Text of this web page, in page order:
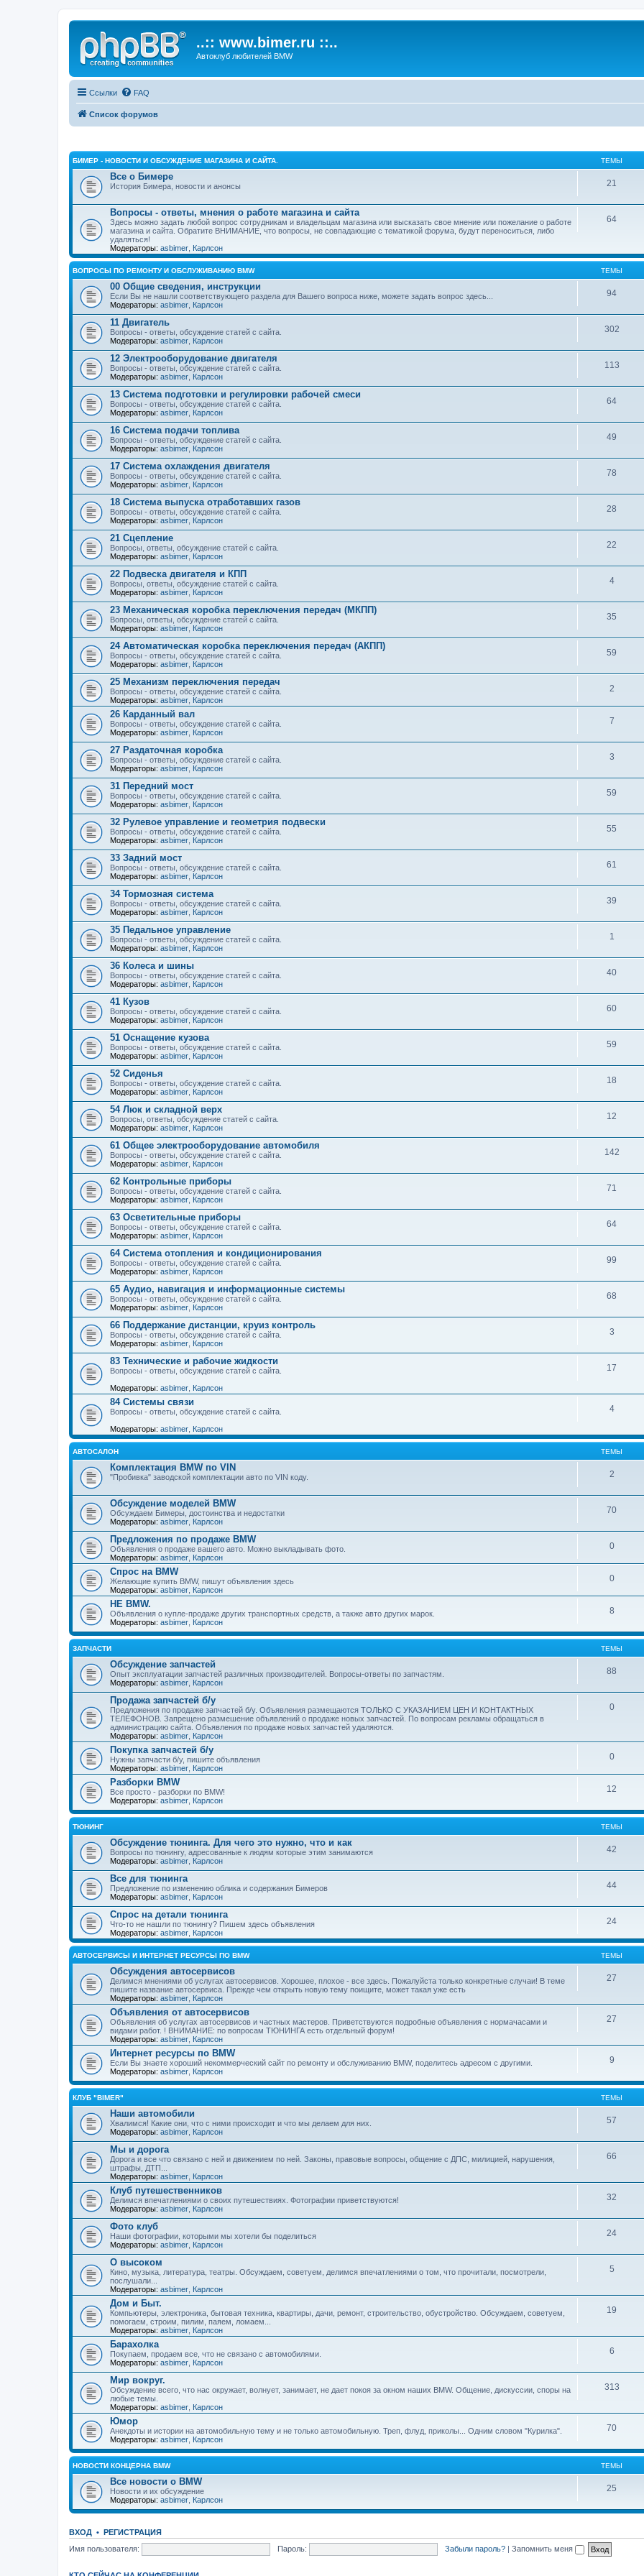
..:: www.bimer.ru ::..
Автоклуб любителей BMW
Ссылки FAQ
Список форумов
БИМЕР - НОВОСТИ И ОБСУЖДЕНИЕ МАГАЗИНА И САЙТА. ТЕМЫ
Все о Бимере
История Бимера, новости и анонсы 21
Вопросы - ответы, мнения о работе магазина и сайта
Здесь можно задать любой вопрос сотрудникам и владельцам магазина или высказать свое мнение или пожелание о работе
магазина и сайта. Обратите ВНИМАНИЕ, что вопросы, не совпадающие с тематикой форума, будут переноситься, либо
удаляться!
Модераторы: asbimer Карлсон
64
ВОПРОСЫ ПО РЕМОНТУ И ОБСЛУЖИВАНИЮ BMW ТЕМЫ
00 Общие сведения, инструкции
Если Вы не нашли соответствующего раздела для Вашего вопроса ниже, можете задать вопрос здесь...
Модераторы: asbimer Карлсон
94
11 Двигатель
Вопросы - ответы, обсуждение статей с сайта.
Модераторы: asbimer Карлсон
302
12 Электрооборудование двигателя
Вопросы - ответы, обсуждение статей с сайта.
Модераторы: asbimer Карлсон
113
13 Система подготовки и регулировки рабочей смеси
Вопросы - ответы, обсуждение статей с сайта.
Модераторы: asbimer Карлсон
64
16 Система подачи топлива
Вопросы - ответы, обсуждение статей с сайта.
Модераторы: asbimer Карлсон
49
17 Система охлаждения двигателя
Вопросы - ответы, обсуждение статей с сайта.
Модераторы: asbimer Карлсон
78
18 Система выпуска отработавших газов
Вопросы - ответы, обсуждение статей с сайта.
Модераторы: asbimer Карлсон
28
21 Сцепление
Вопросы, ответы, обсуждение статей с сайта.
Модераторы: asbimer Карлсон
22
22 Подвеска двигателя и КПП
Вопросы, ответы, обсуждение статей с сайта.
Модераторы: asbimer Карлсон
4
23 Механическая коробка переключения передач (МКПП)
Вопросы, ответы, обсуждение статей с сайта.
Модераторы: asbimer Карлсон
35
24 Автоматическая коробка переключения передач (АКПП)
Вопросы - ответы, обсуждение статей с сайта.
Модераторы: asbimer Карлсон
59
25 Механизм переключения передач
Вопросы - ответы, обсуждение статей с сайта.
Модераторы: asbimer Карлсон
2
26 Карданный вал
Вопросы - ответы, обсуждение статей с сайта.
Модераторы: asbimer Карлсон
7
27 Раздаточная коробка
Вопросы - ответы, обсуждение статей с сайта.
Модераторы: asbimer Карлсон
3
31 Передний мост
Вопросы - ответы, обсуждение статей с сайта.
Модераторы: asbimer Карлсон
59
32 Рулевое управление и геометрия подвески
Вопросы - ответы, обсуждение статей с сайта.
Модераторы: asbimer Карлсон
55
33 Задний мост
Вопросы - ответы, обсуждение статей с сайта.
Модераторы: asbimer Карлсон
61
34 Тормозная система
Вопросы - ответы, обсуждение статей с сайта.
Модераторы: asbimer Карлсон
39
35 Педальное управление
Вопросы - ответы, обсуждение статей с сайта.
Модераторы: asbimer Карлсон
1
36 Колеса и шины
Вопросы - ответы, обсуждение статей с сайта.
Модераторы: asbimer Карлсон
40
41 Кузов
Вопросы - ответы, обсуждение статей с сайта.
Модераторы: asbimer Карлсон
60
51 Оснащение кузова
Вопросы - ответы, обсуждение статей с сайта.
Модераторы: asbimer Карлсон
59
52 Сиденья
Вопросы - ответы, обсуждение статей с сайта.
Модераторы: asbimer Карлсон
18
54 Люк и складной верх
Вопросы, ответы, обсуждение статей с сайта.
Модераторы: asbimer Карлсон
12
61 Общее электрооборудование автомобиля
Вопросы - ответы, обсуждение статей с сайта.
Модераторы: asbimer Карлсон
142
62 Контрольные приборы
Вопросы - ответы, обсуждение статей с сайта.
Модераторы: asbimer Карлсон
71
63 Осветительные приборы
Вопросы - ответы, обсуждение статей с сайта.
Модераторы: asbimer Карлсон
64
64 Система отопления и кондиционирования
Вопросы - ответы, обсуждение статей с сайта.
Модераторы: asbimer Карлсон
99
65 Аудио, навигация и информационные системы
Вопросы - ответы, обсуждение статей с сайта.
Модераторы: asbimer Карлсон
68
66 Поддержание дистанции, круиз контроль
Вопросы - ответы, обсуждение статей с сайта.
Модераторы: asbimer Карлсон
3
83 Технические и рабочие жидкости
Вопросы - ответы, обсуждение статей с сайта.
Модераторы: asbimer Карлсон
17
84 Системы связи
Вопросы - ответы, обсуждение статей с сайта.
Модераторы: asbimer Карлсон
4
АВТОСАЛОН ТЕМЫ
Комплектация BMW по VIN
"Пробивка" заводской комплектации авто по VIN коду. 2
Обсуждение моделей BMW
Обсуждаем Бимеры, достоинства и недостатки
Модераторы: asbimer Карлсон
70
Предложения по продаже BMW
Объявления о продаже вашего авто. Можно выкладывать фото.
Модераторы: asbimer Карлсон
0
Спрос на BMW
Желающие купить BMW, пишут объявления здесь
Модераторы: asbimer Карлсон
0
НЕ BMW.
Объявления о купле-продаже других транспортных средств, а также авто других марок.
Модераторы: asbimer Карлсон
8
ЗАПЧАСТИ ТЕМЫ
Обсуждение запчастей
Опыт эксплуатации запчастей различных производителей. Вопросы-ответы по запчастям.
Модераторы: asbimer Карлсон
88
Продажа запчастей б/у
Предложения по продаже запчастей б/у. Объявления размещаются ТОЛЬКО С УКАЗАНИЕМ ЦЕН И КОНТАКТНЫХ
ТЕЛЕФОНОВ. Запрещено размешение объявлений о продаже новых запчастей. По вопросам рекламы обращаться в
администрацию сайта. Объявления по продаже новых запчастей удаляются.
Модераторы: asbimer Карлсон
0
Покупка запчастей б/у
Нужны запчасти б/у, пишите объявления
Модераторы: asbimer Карлсон
0
Разборки BMW
Все просто - разборки по BMW!
Модераторы: asbimer Карлсон
12
ТЮНИНГ ТЕМЫ
Обсуждение тюнинга. Для чего это нужно, что и как
Вопросы по тюнингу, адресованные к людям которые этим занимаются
Модераторы: asbimer Карлсон
42
Все для тюнинга
Предложение по изменению облика и содержания Бимеров
Модераторы: asbimer Карлсон
44
Спрос на детали тюнинга
Что-то не нашли по тюнингу? Пишем здесь объявления
Модераторы: asbimer Карлсон
24
АВТОСЕРВИСЫ И ИНТЕРНЕТ РЕСУРСЫ ПО BMW ТЕМЫ
Обсуждения автосервисов
Делимся мнениями об услугах автосервисов. Хорошее, плохое - все здесь. Пожалуйста только конкретные случаи! В теме
пишите название автосервиса. Прежде чем открыть новую тему поищите, может такая уже есть
Модераторы: asbimer Карлсон
27
Объявления от автосервисов
Объявления об услугах автосервисов и частных мастеров. Приветствуются подробные объявления с нормачасами и
видами работ. ! ВНИМАНИЕ: по вопросам ТЮНИНГА есть отдельный форум!
Модераторы: asbimer Карлсон
27
Интернет ресурсы по BMW
Если Вы знаете хороший некоммерческий сайт по ремонту и обслуживанию BMW, поделитесь адресом с другими.
Модераторы: asbimer Карлсон
9
КЛУБ "BIMER" ТЕМЫ
Наши автомобили
Хвалимся! Какие они, что с ними происходит и что мы делаем для них.
Модераторы: asbimer Карлсон
57
Мы и дорога
Дорога и все что связано с ней и движением по ней. Законы, правовые вопросы, общение с ДПС, милицией, нарушения,
штрафы, ДТП...
Модераторы: asbimer Карлсон
66
Клуб путешественников
Делимся впечатлениями о своих путешествиях. Фотографии приветствуются!
Модераторы: asbimer Карлсон
32
Фото клуб
Наши фотографии, которыми мы хотели бы поделиться
Модераторы: asbimer Карлсон
24
О высоком
Кино, музыка, литература, театры. Обсуждаем, советуем, делимся впечатлениями о том, что прочитали, посмотрели,
послушали...
Модераторы: asbimer Карлсон
5
Дом и Быт.
Компьютеры, электроника, бытовая техника, квартиры, дачи, ремонт, строительство, обустройство. Обсуждаем, советуем,
помогаем, строим, пилим, паяем, ломаем...
Модераторы: asbimer Карлсон
19
Барахолка
Покупаем, продаем все, что не связано с автомобилями.
Модераторы: asbimer Карлсон
6
Мир вокруг.
Обсуждение всего, что нас окружает, волнует, занимает, не дает покоя за окном наших BMW. Общение, дискуссии, споры на
любые темы.
Модераторы: asbimer Карлсон
313
Юмор
Анекдоты и истории на автомобильную тему и не только автомобильную. Треп, флуд, приколы... Одним словом "Курилка".
Модераторы: asbimer Карлсон
70
НОВОСТИ КОНЦЕРНА BMW ТЕМЫ
Все новости о BMW
Новости и их обсуждение
Модераторы: asbimer Карлсон
25
ВХОД • РЕГИСТРАЦИЯ
Имя пользователя:
Пароль: Забыли пароль? | Запомнить меня